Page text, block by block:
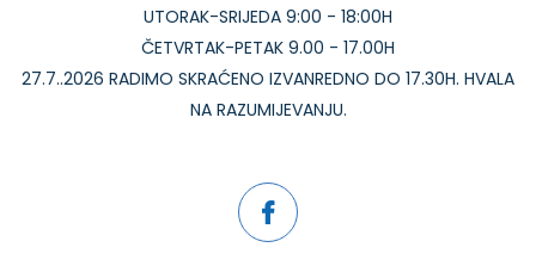
UTORAK-SRIJEDA 9:00 - 18:00H
ČETVRTAK-PETAK 9.00 - 17.00H
27.7..2026 RADIMO SKRAĆENO IZVANREDNO DO 17.30H. HVALA
NA RAZUMIJEVANJU.